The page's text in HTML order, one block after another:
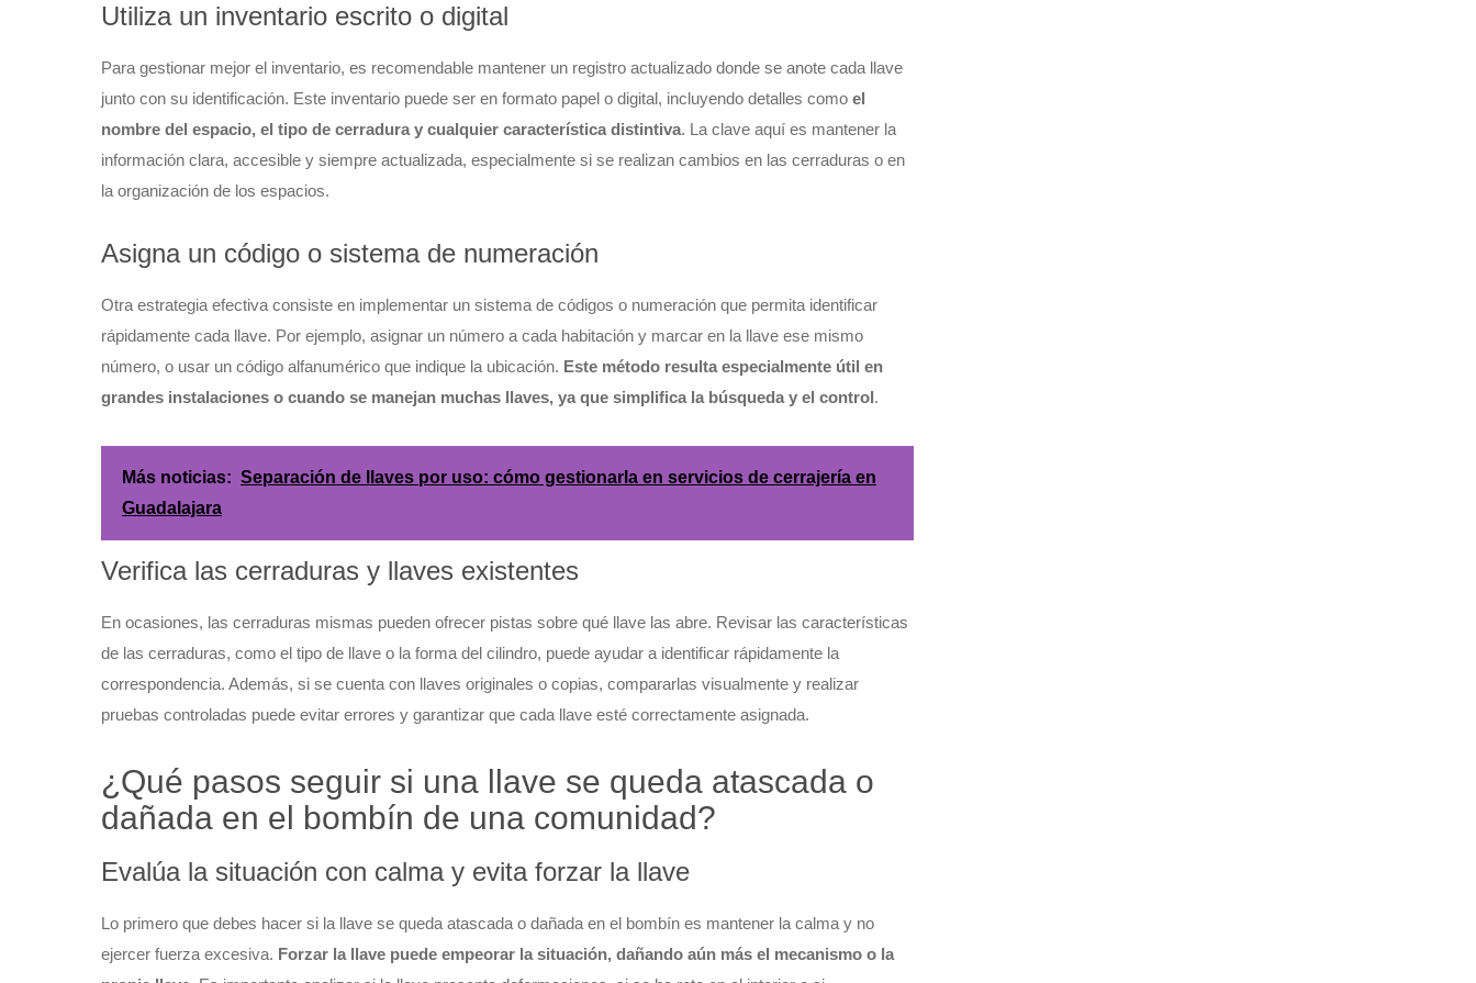
Utiliza un inventario escrito o digital
Para gestionar mejor el inventario, es recomendable mantener un registro actualizado donde se anote cada llave
junto con su identificación. Este inventario puede ser en formato papel o digital, incluyendo detalles como el
nombre del espacio, el tipo de cerradura y cualquier característica distintiva. La clave aquí es mantener la
información clara, accesible y siempre actualizada, especialmente si se realizan cambios en las cerraduras o en
la organización de los espacios.
Asigna un código o sistema de numeración
Otra estrategia efectiva consiste en implementar un sistema de códigos o numeración que permita identificar
rápidamente cada llave. Por ejemplo, asignar un número a cada habitación y marcar en la llave ese mismo
número, o usar un código alfanumérico que indique la ubicación. Este método resulta especialmente útil en
grandes instalaciones o cuando se manejan muchas llaves, ya que simplifica la búsqueda y el control.
Más noticias: Separación de llaves por uso: cómo gestionarla en servicios de cerrajería en
Guadalajara
Verifica las cerraduras y llaves existentes
En ocasiones, las cerraduras mismas pueden ofrecer pistas sobre qué llave las abre. Revisar las características
de las cerraduras, como el tipo de llave o la forma del cilindro, puede ayudar a identificar rápidamente la
correspondencia. Además, si se cuenta con llaves originales o copias, compararlas visualmente y realizar
pruebas controladas puede evitar errores y garantizar que cada llave esté correctamente asignada.
¿Qué pasos seguir si una llave se queda atascada o
dañada en el bombín de una comunidad?
Evalúa la situación con calma y evita forzar la llave
Lo primero que debes hacer si la llave se queda atascada o dañada en el bombín es mantener la calma y no
ejercer fuerza excesiva. Forzar la llave puede empeorar la situación, dañando aún más el mecanismo o la